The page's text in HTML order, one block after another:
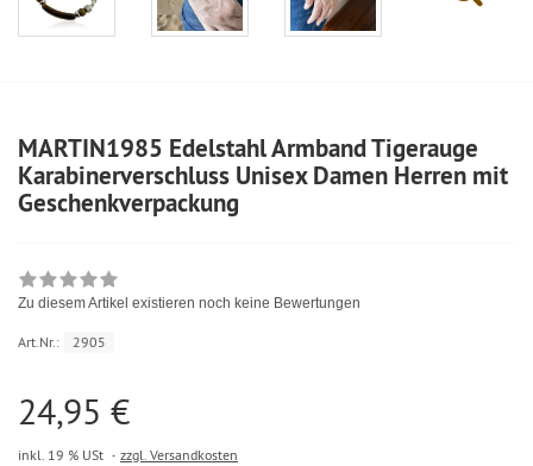
MARTIN1985 Edelstahl Armband Tigerauge
Karabinerverschluss Unisex Damen Herren mit
Geschenkverpackung
Zu diesem Artikel existieren noch keine Bewertungen
Art.Nr.: 2905
24,95 €
inkl. 19 % USt zzgl. Versandkosten